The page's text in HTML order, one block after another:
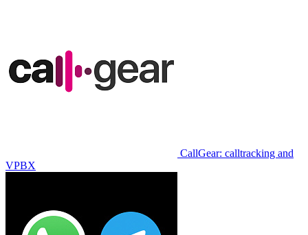
CallGear: calltracking and
VPBX